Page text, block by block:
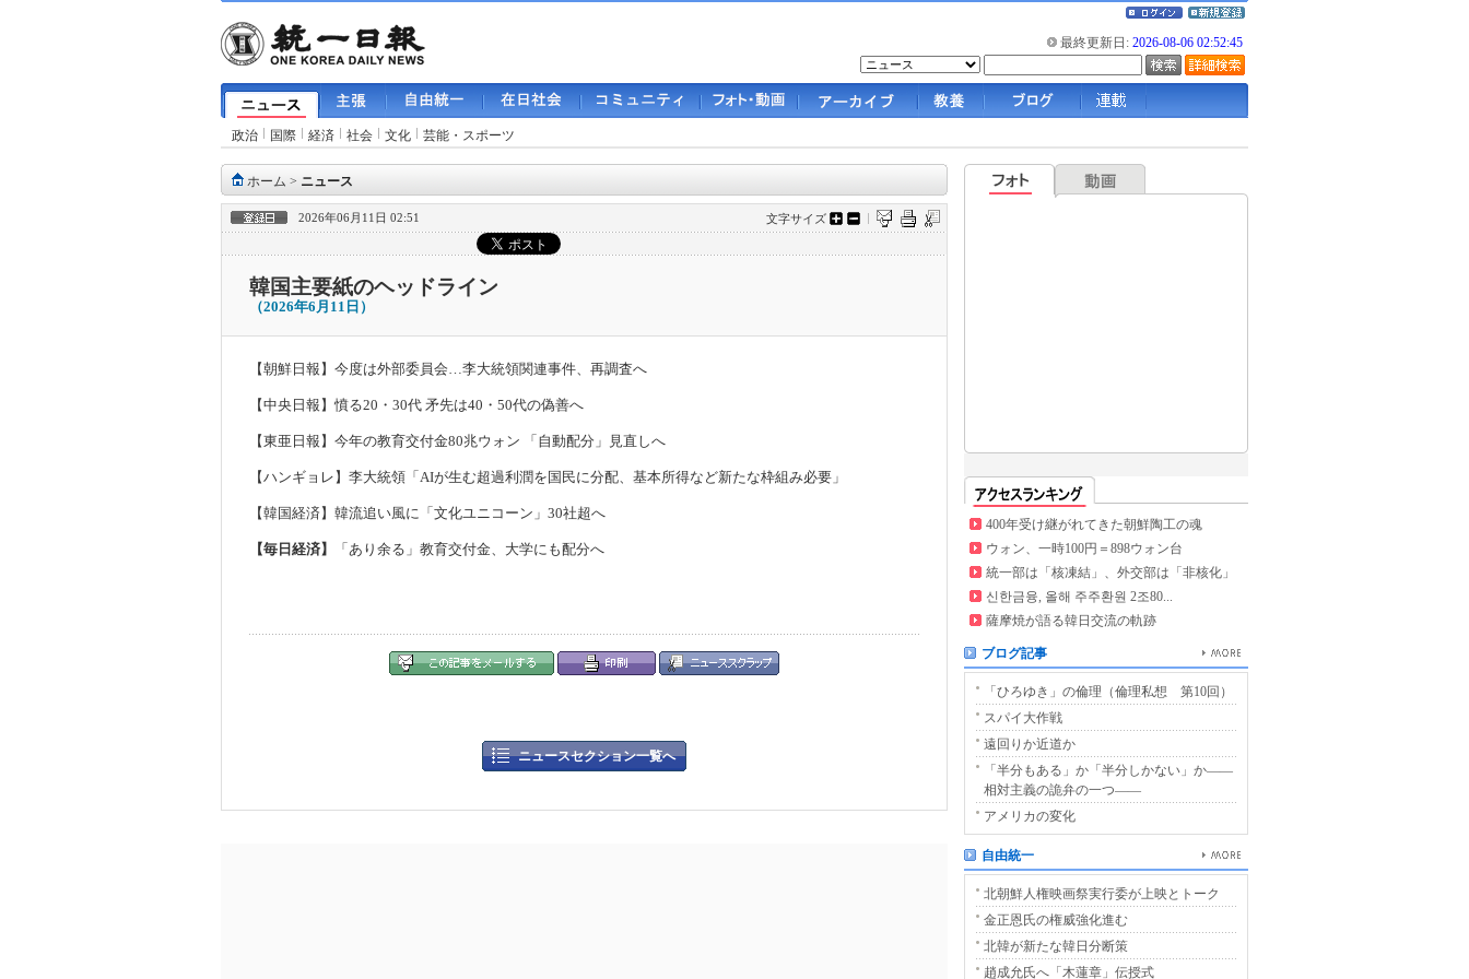
最終更新日: 2026-08-06 02:52:45
政治 国際 経済 社会 文化 芸能・スポーツ
ホーム > ニュース
2026年06月11日 02:51 文字サイズ
韓国主要紙のヘッドライン
（2026年6月11日）
【朝鮮日報】今度は外部委員会…李大統領関連事件、再調査へ
【中央日報】憤る20 ・ 30代 矛先は40 ・ 50代の偽善へ
【東亜 日報】今年の教育交付金80兆ウォン 「自動配分」見直しへ
【ハンギョレ】李大統領「 AIが生む超過利潤を 国 民に分配、基本所得など新たな枠組み必要」
【韓国経済 】韓流追い風に「文化ユニコ ーン」 30社超へ
【毎 日 経済】 「あり余る」 教育交付金、大学にも配分へ
ニュースセクション一覧へ
400年受け継がれてきた朝鮮陶工の魂
ウォン、一時100円＝898ウォン台
統一部は「核凍結」、外交部は「非核化」
신한금융, 올해 주주환원 2조80...
薩摩焼が語る韓日交流の軌跡
ブログ記事
「ひろゆき」の倫理（倫理私想 第10回）
スパイ大作戦
遠回りか近道か
「半分もある」か「半分しかない」か――
相対主義の詭弁の一つ――
アメリカの変化
自由統一
北朝鮮人権映画祭実行委が上映とトーク
金正恩氏の権威強化進む
北韓が新たな韓日分断策
趙成允氏へ「木蓮章」伝授式